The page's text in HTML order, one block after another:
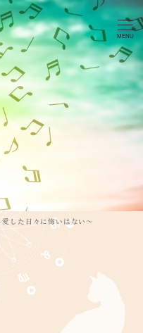
MENU
た日々に悔いはない～